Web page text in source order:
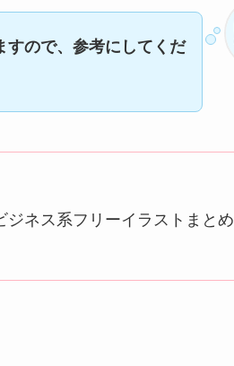
ので、参考にしてくだ
ネス系フリーイラストまとめ